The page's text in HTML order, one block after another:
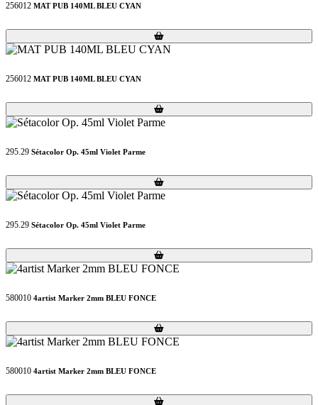
256012 MAT PUB 140ML BLEU CYAN
Loading...
Loading...
256012 MAT PUB 140ML BLEU CYAN
Loading...
Loading...
295.29 Sétacolor Op. 45ml Violet Parme
Loading...
Loading...
295.29 Sétacolor Op. 45ml Violet Parme
Loading...
Loading...
580010 4artist Marker 2mm BLEU FONCE
Loading...
Loading...
580010 4artist Marker 2mm BLEU FONCE
Loading...
Loading...